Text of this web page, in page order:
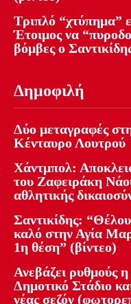
Τριπλό “χτύπημα”
Έτοιμος να
βόμβες ο
Δημοφιλή
Δύο μεταγραφές
Κένταυρο Λουτρού
Χάντμπολ:
του Ζαφειράκη
αθλητικής
Σαντικίδης:
καλό στην Αγία
1η θέση” (βίντεο)
Ανεβάζει ρυθμούς
Δημοτικό Στάδιο
νέας σεζόν